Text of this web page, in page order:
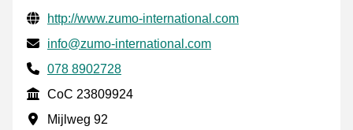
Geprüfte Kontaktinformationen
Website URL
http://www.zumo-international.com
E-mail
info@zumo-international.com
Phone number
078 8902728
CoC
CoC 23809924
Geschäftsadresse
Mijlweg 92